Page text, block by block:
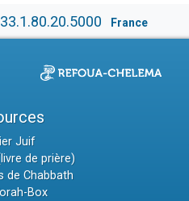
France
Juif
de prière)
de Chabbath
Box